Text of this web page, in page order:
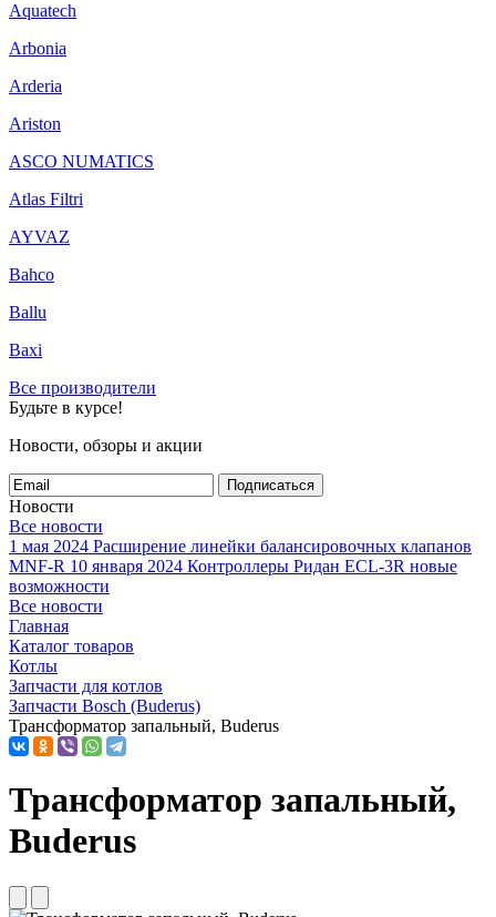
Aquatech
Arbonia
Arderia
Ariston
ASCO NUMATICS
Atlas Filtri
AYVAZ
Bahco
Ballu
Baxi
Все производители
Будьте в курсе!
Новости, обзоры и акции
Подписаться
Новости
Все новости
1 мая 2024 Расширение линейки балансировочных клапанов
MNF-R 10 января 2024 Контроллеры Ридан ECL-3R новые
возможности
Все новости
Главная
Каталог товаров
Котлы
Запчасти для котлов
Запчасти Bosch (Buderus)
Трансформатор запальный, Buderus
Трансформатор запальный,
Buderus